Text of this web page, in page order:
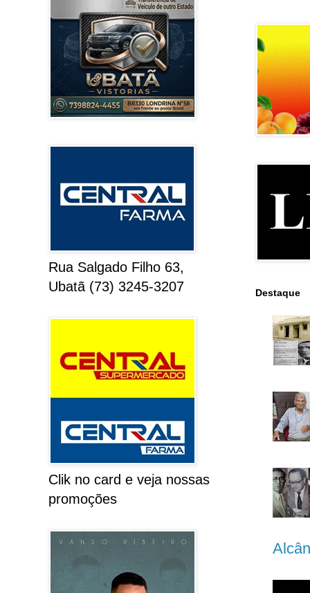
Destaque
Rua Salgado Filho 63,
Ubatã (73) 3245-3207
Clik no card e veja nossas
promoções